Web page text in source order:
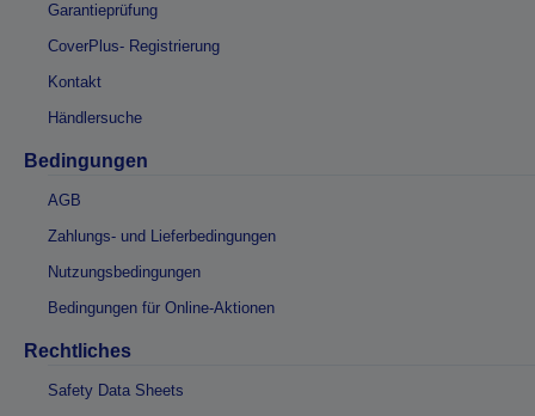
Garantieprüfung
CoverPlus- Registrierung
Kontakt
Händlersuche
Bedingungen
AGB
Zahlungs- und Lieferbedingungen
Nutzungsbedingungen
Bedingungen für Online-Aktionen
Rechtliches
Safety Data Sheets